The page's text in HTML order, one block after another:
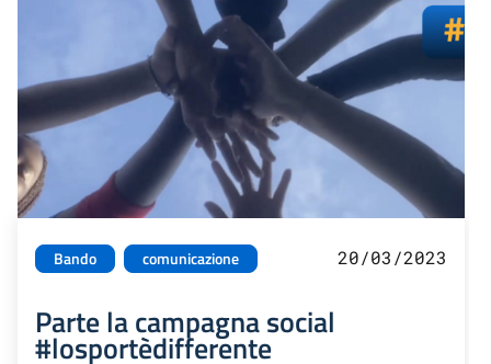
Bando comunicazione 20/03/2023
Parte la campagna social
#losportèdifferente